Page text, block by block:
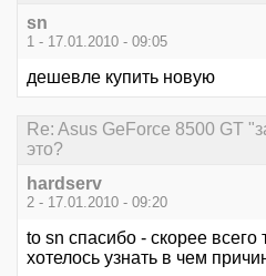
sn
1 - 17.01.2010 - 09:05
дешевле купить новую
Re: Asus GeForce 8500 GT
это?
hardserv
2 - 17.01.2010 - 09:20
to sn спасибо - скорее всего
хотелось узнать в чем